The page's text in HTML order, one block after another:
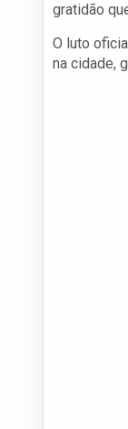
gratidão
O luto
na cidade,